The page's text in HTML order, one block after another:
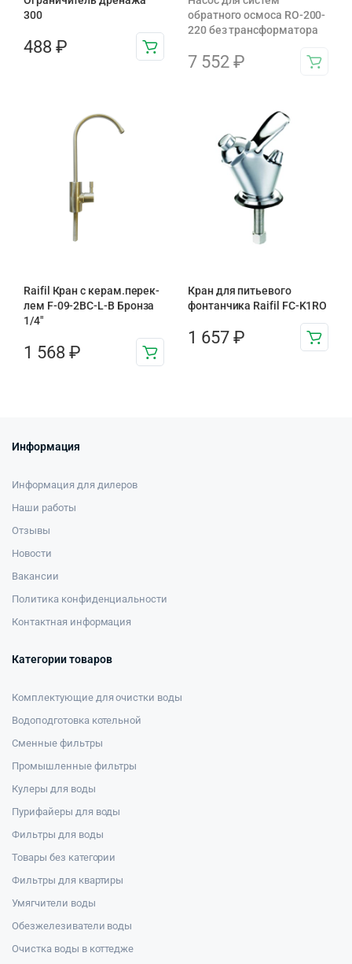
300
488 ₽
обратного осмоса RO-200-
220 без трансформатора
7 552 ₽
Raifil Кран с керам.перек-
лем F-09-2BC-L-B Бронза
1/4″
1 568 ₽
Кран для питьевого
фонтанчика Raifil FC-K1RO
1 657 ₽
Информация
Информация для дилеров
Наши работы
Отзывы
Новости
Вакансии
Политика конфиденциальности
Контактная информация
Категории товаров
Комплектующие для очистки воды
Водоподготовка котельной
Сменные фильтры
Промышленные фильтры
Кулеры для воды
Пурифайеры для воды
Фильтры для воды
Товары без категории
Фильтры для квартиры
Умягчители воды
Обезжелезиватели воды
Очистка воды в коттедже